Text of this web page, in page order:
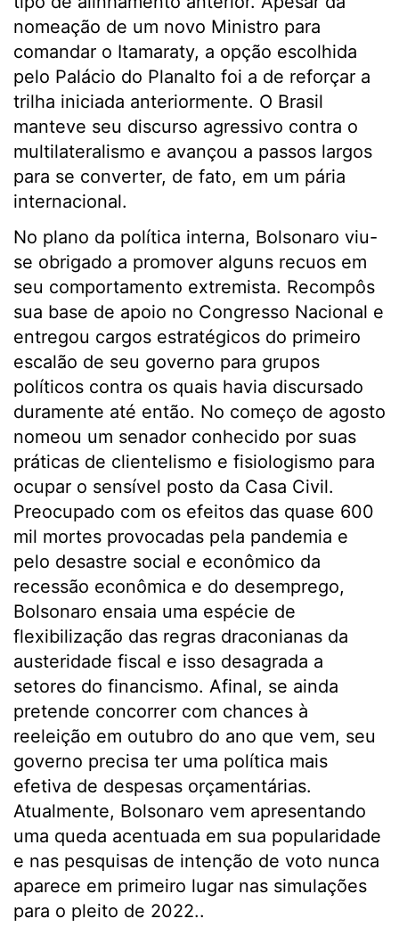
nomeação de um novo Ministro para
comandar o Itamaraty, a opção escolhida
pelo Palácio do Planalto foi a de reforçar a
trilha iniciada anteriormente. O Brasil
manteve seu discurso agressivo contra o
multilateralismo e avançou a passos largos
para se converter, de fato, em um pária
internacional.
No plano da política interna, Bolsonaro viu-
se obrigado a promover alguns recuos em
seu comportamento extremista. Recompôs
sua base de apoio no Congresso Nacional e
entregou cargos estratégicos do primeiro
escalão de seu governo para grupos
políticos contra os quais havia discursado
duramente até então. No começo de agosto
nomeou um senador conhecido por suas
práticas de clientelismo e fisiologismo para
ocupar o sensível posto da Casa Civil.
Preocupado com os efeitos das quase 600
mil mortes provocadas pela pandemia e
pelo desastre social e econômico da
recessão econômica e do desemprego,
Bolsonaro ensaia uma espécie de
flexibilização das regras draconianas da
austeridade fiscal e isso desagrada a
setores do financismo. Afinal, se ainda
pretende concorrer com chances à
reeleição em outubro do ano que vem, seu
governo precisa ter uma política mais
efetiva de despesas orçamentárias.
Atualmente, Bolsonaro vem apresentando
uma queda acentuada em sua popularidade
e nas pesquisas de intenção de voto nunca
aparece em primeiro lugar nas simulações
para o pleito de 2022..